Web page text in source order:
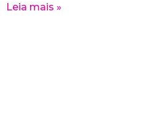
Leia mais »